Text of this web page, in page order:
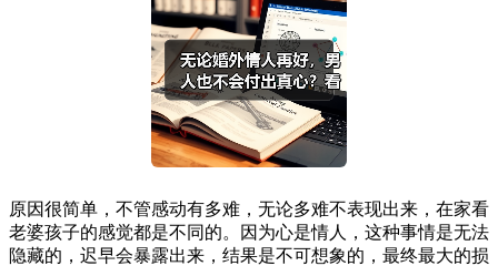
原因很简单，不管感动有多难，无论多难不表现出来，在家看
老婆孩子的感觉都是不同的。因为心是情人，这种事情是无法
隐藏的，迟早会暴露出来，结果是不可想象的，最终最大的损